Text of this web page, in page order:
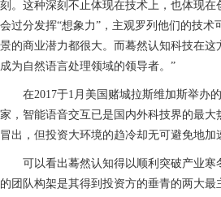
刻。这种深刻不止体现在技术上，也体现
会过分发挥“想象力”，主观罗列他们的技
景的商业潜力都很大。而蓦然认知科技在
成为自然语言处理领域的领导者。”
在2017于1月美国赌城拉斯维加斯举办
家，智能语音交互已是国内外科技界的最
冒出，但投资大环境的趋冷却无可避免地
可以看出蓦然认知得以顺利突破产业
的团队构架是其得到投资方的垂青的两大